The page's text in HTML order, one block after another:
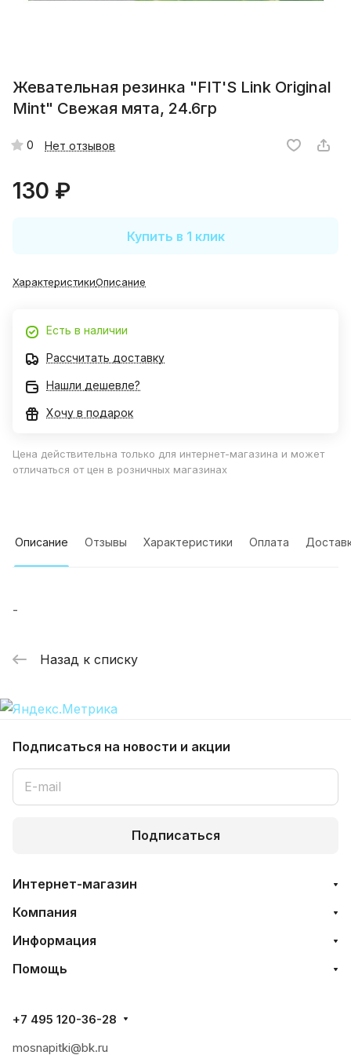
Жевательная резинка "FIT'S Link Original
Mint" Свежая мята, 24.6гр
0 Нет отзывов
130 ₽
Купить в 1 клик
ХарактеристикиОписание
Есть в наличии
Рассчитать доставку
Нашли дешевле?
Хочу в подарок
Цена действительна только для интернет-магазина и может
отличаться от цен в розничных магазинах
Описание Отзывы Характеристики Оплата
-
Назад к списку
Подписаться на новости и акции
Подписаться
Интернет-магазин
Компания
Информация
Помощь
+7 495 120-36-28
mosnapitki@bk.ru